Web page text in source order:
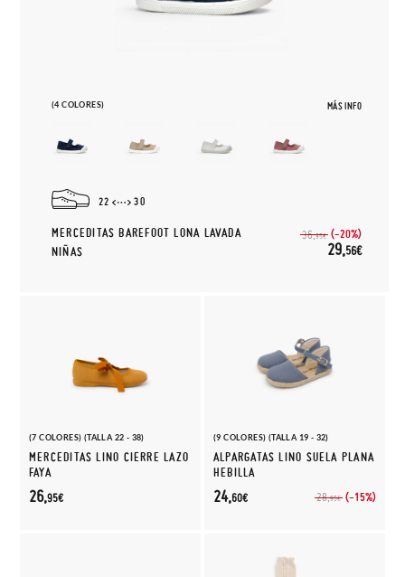
(4 COLORES) MÁS INFO
22 30
MERCEDITAS BAREFOOT LONA LAVADA
NIÑAS
36,95€ (-20%)
29,56€
(7 COLORES) (TALLA 22 - 38)
MERCEDITAS LINO CIERRE LAZO
FAYA
26,95€
(9 COLORES) (TALLA 19 - 32)
ALPARGATAS LINO SUELA PLANA
HEBILLA
28,95€ (-15%)
24,60€